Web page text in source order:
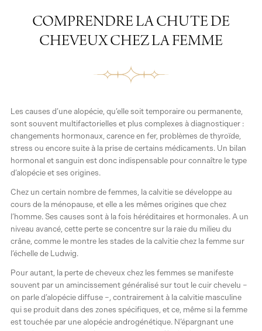
COMPRENDRE LA CHUTE DE
CHEVEUX CHEZ LA FEMME
Les causes d’une alopécie, qu’elle soit temporaire ou permanente,
sont souvent multifactorielles et plus complexes à diagnostiquer :
changements hormonaux, carence en fer, problèmes de thyroïde,
stress ou encore suite à la prise de certains médicaments. Un bilan
hormonal et sanguin est donc indispensable pour connaître le type
d’alopécie et ses origines.
Chez un certain nombre de femmes, la calvitie se développe au
cours de la ménopause, et elle a les mêmes origines que chez
l’homme. Ses causes sont à la fois héréditaires et hormonales. A un
niveau avancé, cette perte se concentre sur la raie du milieu du
crâne, comme le montre les stades de la calvitie chez la femme sur
l’échelle de Ludwig.
Pour autant, la perte de cheveux chez les femmes se manifeste
souvent par un amincissement généralisé sur tout le cuir chevelu –
on parle d’alopécie diffuse –, contrairement à la calvitie masculine
qui se produit dans des zones spécifiques, et ce, même si la femme
est touchée par une alopécie androgénétique. N’épargnant une